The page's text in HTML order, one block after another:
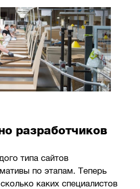
разработчиков
типа сайтов
по этапам. Теперь
каких специалистов